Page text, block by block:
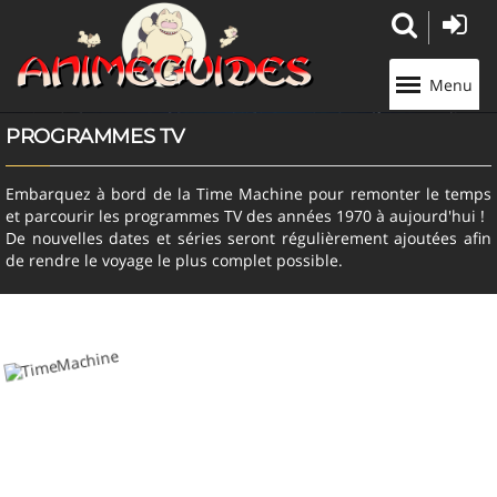
Menu
PROGRAMMES TV
Embarquez à bord de la Time Machine pour remonter le temps
et parcourir les programmes TV des années 1970 à aujourd'hui !
De nouvelles dates et séries seront régulièrement ajoutées afin
de rendre le voyage le plus complet possible.
Panneau de gestion des cookies